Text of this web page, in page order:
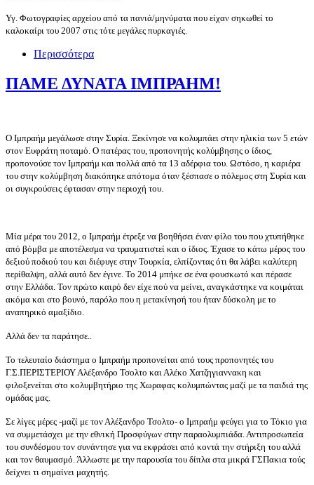
Υγ. Φωτογραφίες αρχείου από τα πανιά/μηνύματα που είχαν σηκωθεί το
καλοκαίρι του 2007 στις τότε μεγάλες πυρκαγιές.
Περισσότερα
ΠΑΜΕ ΔΥΝΑΤΑ ΙΜΠΡΑΗΜ!
Ο Ιμπραήμ μεγάλωσε στην Συρία. Ξεκίνησε να κολυμπάει στην ηλικία των 5 ετών
στον Ευφράτη ποταμό. Ο πατέρας του, προπονητής κολύμβησης ο ίδιος,
προπονούσε τον Ιμπραήμ και πολλά από τα 13 αδέρφια του. Ωστόσο, η καριέρα
του στην κολύμβηση διακόπηκε απότομα όταν ξέσπασε ο πόλεμος στη Συρία και
οι συγκρούσεις έφτασαν στην περιοχή του.
Μία μέρα του 2012, ο Ιμπραήμ έτρεξε να βοηθήσει έναν φίλο του που χτυπήθηκε
από βόμβα με αποτέλεσμα να τραυματιστεί και ο ίδιος. Έχασε το κάτω μέρος του
δεξιού ποδιού του και διέφυγε στην Τουρκία, ελπίζοντας ότι θα λάβει καλύτερη
περίθαλψη, αλλά αυτό δεν έγινε. Το 2014 μπήκε σε ένα φουσκωτό και πέρασε
στην Ελλάδα. Τον πρώτο καιρό δεν είχε πού να μείνει, αναγκάστηκε να κοιμάται
ακόμα και στο βουνό, παρόλο που η μετακίνησή του ήταν δύσκολη με το
αναπηρικό αμαξίδιο.
Αλλά δεν τα παράτησε..
Το τελευταίο διάστημα ο Ιμπραήμ προπονείται από τους προπονητές του
Γ.Σ.ΠΕΡΙΣΤΕΡΙΟΥ Αλέξανδρο Τσολτο και Αλέκο Χατζηγιαννακη και
φιλοξενείται στο κολυμβητήριο της Χωραφας κολυμπώντας μαζί με τα παιδιά της
ομάδας μας.
Σε λίγες μέρες -μαζί με τον Αλέξανδρο Τσολτο- o Ιμπραήμ φεύγει για το Τόκιο για
να συμμετάσχει με την εθνική Προσφύγων στην παραολυμπιάδα. Αντιπροσωπεία
του συνδέσμου τον συνάντησε για να εκφράσει από κοντά την στήριξη του αλλά
και τον θαυμασμό. Άλλωστε με την παρουσία του δίπλα στα μικρά ΓΣΠακια τούς
δείχνει τι σημαίνει μαχητής.